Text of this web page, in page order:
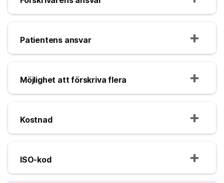
Patientens ansvar
Möjlighet att förskriva flera
Kostnad
ISO-kod